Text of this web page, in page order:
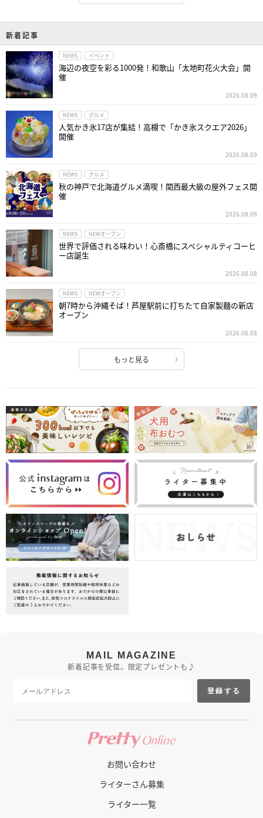
新着記事
NEWS イベント
海辺の夜空を彩る1000発！和歌山「太地町花火大会」開
催
2026.08.09
NEWS グルメ
人気かき氷17店が集結！高槻で「かき氷スクエア2026」
開催
2026.08.09
NEWS グルメ
秋の神戸で北海道グルメ満喫！関西最大級の屋外フェス開
催
2026.08.09
NEWS NEWオープン
世界で評価される味わい！心斎橋にスペシャルティコーヒ
ー店誕生
2026.08.08
NEWS NEWオープン
朝7時から沖縄そば！芦屋駅前に打ちたて自家製麺の新店
オープン
2026.08.08
もっと見る
MAIL MAGAZINE
新着記事を受信。限定プレゼントも♪
登録する
お問い合わせ
ライターさん募集
ライター一覧